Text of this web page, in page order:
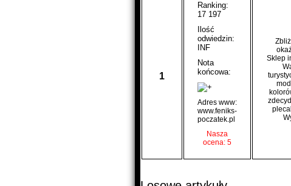
1
Ranking:
17 197
Ilość
odwiedzin:
INF
Nota
końcowa:
Adres www:
www.feniks-
poczatek.pl
Nasza
ocena: 5
Sklep